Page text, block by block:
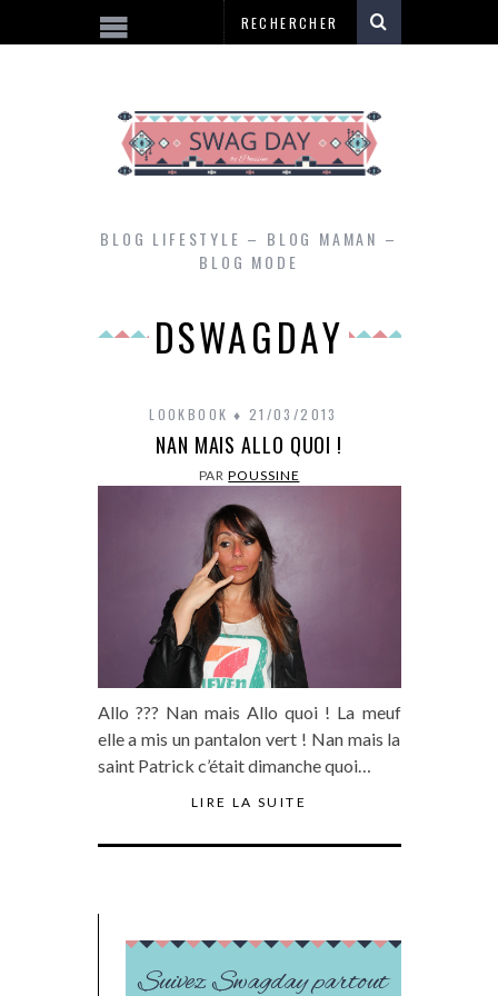
BLOG LIFESTYLE – BLOG MAMAN –
BLOG MODE
DSWAGDAY
LOOKBOOK 21/03/2013
NAN MAIS ALLO QUOI !
PARPOUSSINE
Allo ??? Nan mais Allo quoi ! La meuf
elle a mis un pantalon vert ! Nan mais la
saint Patrick c’était dimanche quoi…
LIRE LA SUITE
Suivez Swagday partout